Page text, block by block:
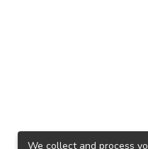
We collect and process